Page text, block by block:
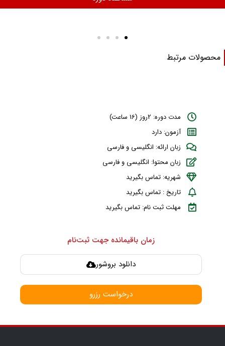
مرتبط
مدت دوره: 2روز (16 ساعت)
آزمون: دارد
زبان ارائه: انگلیسی و فارسی
زبان محتوا: انگلیسی و فارسی
شهریه: تماس بگیرید
تاریخ : تماس بگیرید
مهلت ثبت نام: تماس بگیرید
زمان باقیمانده جهت ثبت‌نام
دانلود بروشور
درخواست رزرو